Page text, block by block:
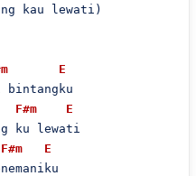
kau lewati)
E
bintangku
F#m
E
ku lewati
F#m
E